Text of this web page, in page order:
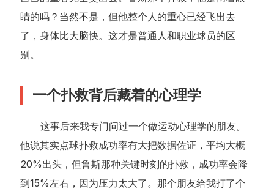
睛的吗？当然不是，但他整个人的重心已经飞出去
了，身体比大脑快。这才是普通人和职业球员的区
别。
一个扑救背后藏着的心理学
这事后来我专门问过一个做运动心理学的朋友。
他说其实点球扑救成功率有大把数据佐证，平均大概
20%出头，但鲁斯那种关键时刻的扑救，成功率会降
到15%左右，因为压力太大了。那个朋友给我打了个